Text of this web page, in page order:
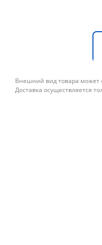
Внешний вид товара может
Доставка осуществляется